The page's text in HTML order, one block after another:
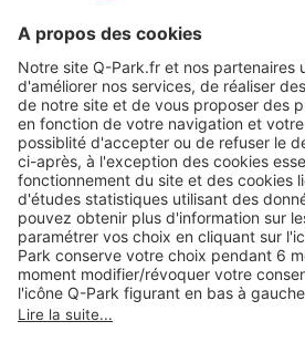
Nos services
Cookies
Copyright
CGV
CGU